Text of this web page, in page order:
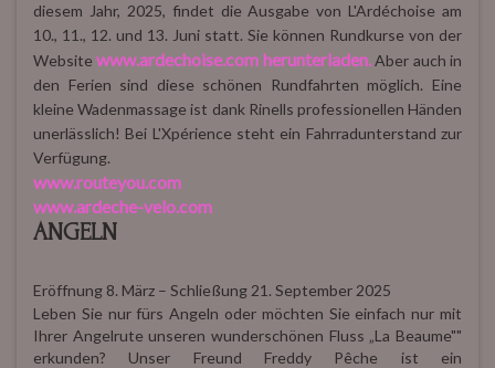
diesem Jahr, 2025, findet die Ausgabe von L'Ardéchoise am
10., 11., 12. und 13. Juni statt. Sie können Rundkurse von der
Websitewww.ardechoise.com herunterladen.Aber auch in
den Ferien sind diese schönen Rundfahrten möglich. Eine
kleine Wadenmassage ist dank Rinells professionellen Händen
unerlässlich! Bei L'Xpérience steht ein Fahrradunterstand zur
Verfügung.
www.routeyou.com
www.ardeche-velo.com
ANGELN
Eröffnung 8. März – Schließung 21. September 2025
Leben Sie nur fürs Angeln oder möchten Sie einfach nur mit
Ihrer Angelrute unseren wunderschönen Fluss „La Beaume""
erkunden? Unser Freund Freddy Pêche ist ein